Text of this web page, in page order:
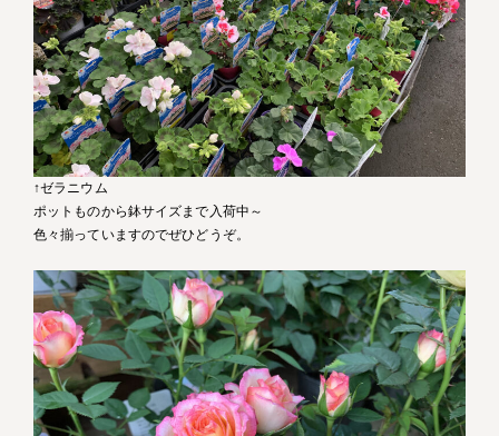
↑ゼラニウム
ポットものから鉢サイズまで入荷中～
色々揃っていますのでぜひどうぞ。